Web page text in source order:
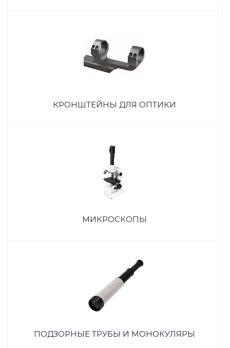
КРОНШТЕЙНЫ ДЛЯ ОПТИКИ
МИКРОСКОПЫ
ПОДЗОРНЫЕ ТРУБЫ И МОНОКУЛЯРЫ